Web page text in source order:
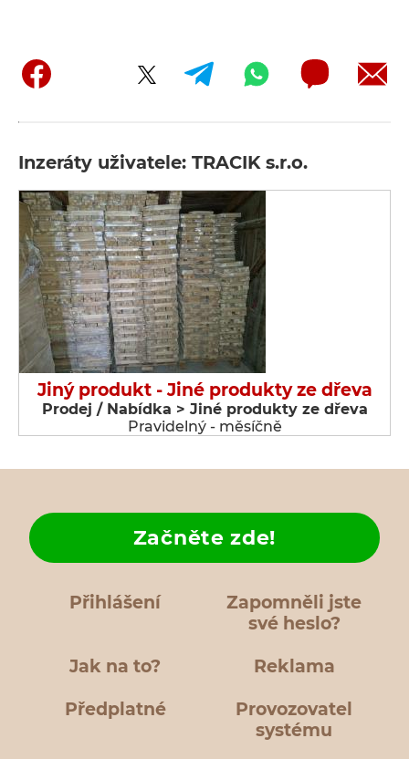
Inzeráty uživatele: TRACIK s.r.o.
Jiný produkt - Jiné produkty ze dřeva
Prodej / Nabídka > Jiné produkty ze dřeva
Pravidelný - měsíčně
Přihlášení
Zapomněli jste
své heslo?
Jak na to?
Začněte zde!
Reklama
Předplatné
Provozovatel
systému